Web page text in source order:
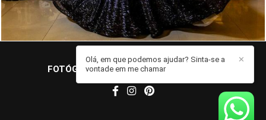
FOTÓGRAFO JOHN EDGARD
✕
Olá, em que podemos ajudar? Sinta-se a
vontade em me chamar